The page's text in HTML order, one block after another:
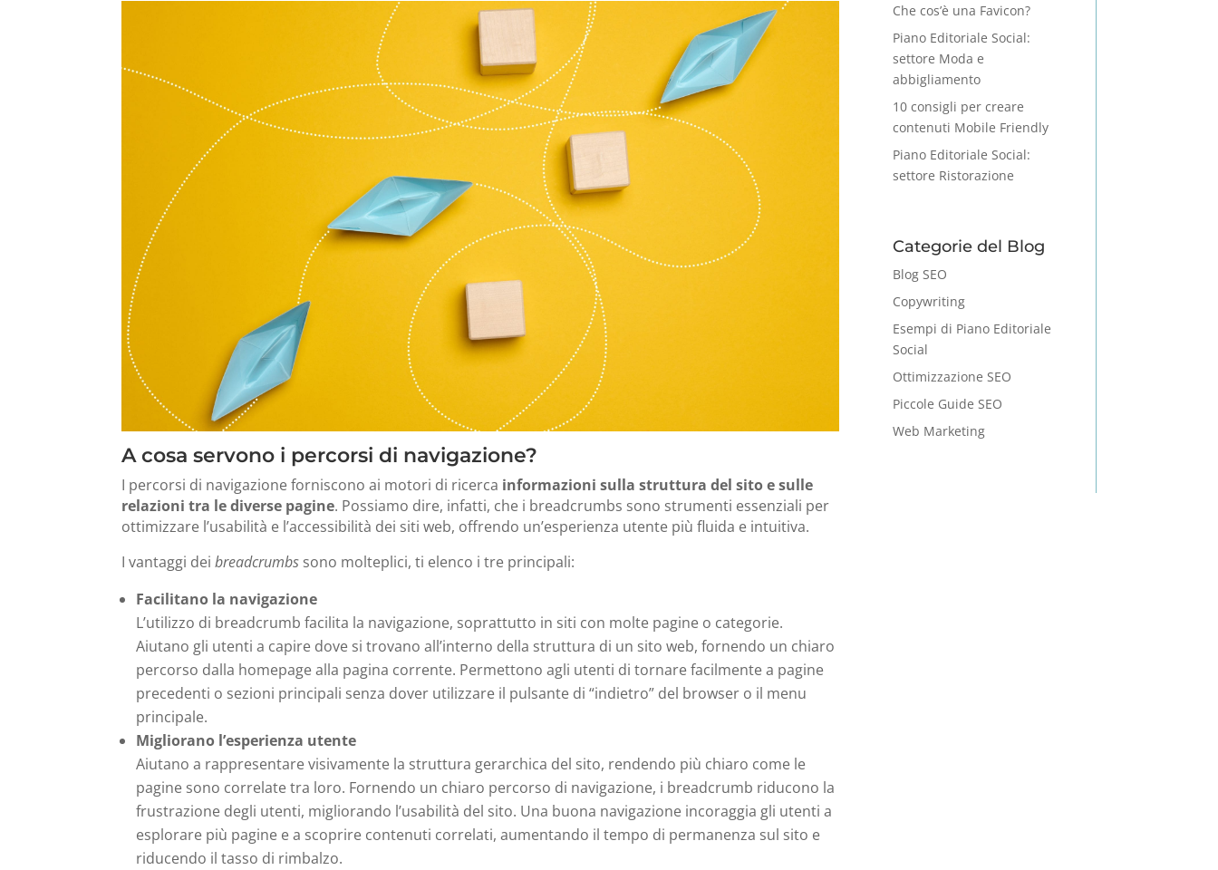
A cosa servono i percorsi di navigazione?
I percorsi di navigazione forniscono ai motori di ricerca informazioni sulla struttura del sito e sulle
relazioni tra le diverse pagine. Possiamo dire, infatti, che i breadcrumbs sono strumenti essenziali per
ottimizzare l’usabilità e l’accessibilità dei siti web, offrendo un’esperienza utente più fluida e intuitiva.
I vantaggi deibreadcrumbs sono molteplici, ti elenco i tre principali:
Facilitano la navigazione
L’utilizzo di breadcrumb facilita la navigazione, soprattutto in siti con molte pagine o categorie.
Aiutano gli utenti a capire dove si trovano all’interno della struttura di un sito web, fornendo un chiaro
percorso dalla homepage alla pagina corrente. Permettono agli utenti di tornare facilmente a pagine
precedenti o sezioni principali senza dover utilizzare il pulsante di “indietro” del browser o il menu
principale.
Migliorano l’esperienza utente
Aiutano a rappresentare visivamente la struttura gerarchica del sito, rendendo più chiaro come le
pagine sono correlate tra loro. Fornendo un chiaro percorso di navigazione, i breadcrumb riducono la
frustrazione degli utenti, migliorando l’usabilità del sito. Una buona navigazione incoraggia gli utenti a
esplorare più pagine e a scoprire contenuti correlati, aumentando il tempo di permanenza sul sito e
riducendo il tasso di rimbalzo.
Che cos’è una Favicon?
Piano Editoriale Social:
settore Moda e
abbigliamento
10 consigli per creare
contenuti Mobile Friendly
Piano Editoriale Social:
settore Ristorazione
Categorie del Blog
Blog SEO
Copywriting
Esempi di Piano Editoriale
Social
Ottimizzazione SEO
Piccole Guide SEO
Web Marketing